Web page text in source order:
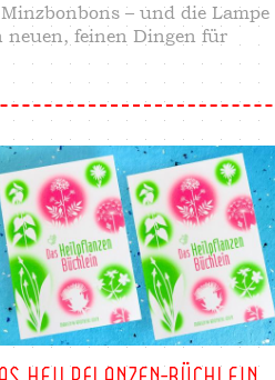
– und die Lampe
neuen, feinen Dingen für